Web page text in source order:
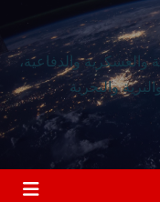
والدفاعية،
والبحرية